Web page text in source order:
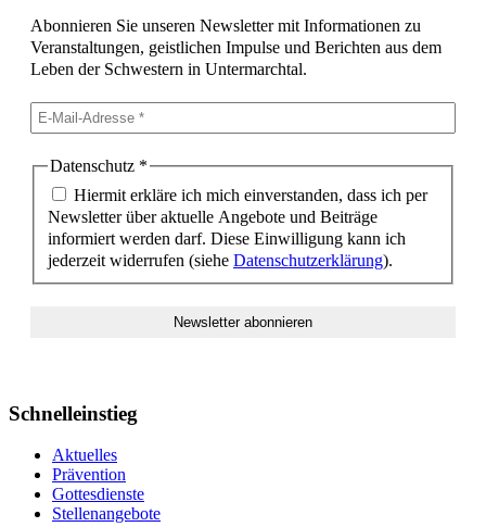
Abonnieren Sie unseren Newsletter mit Informationen zu
Veranstaltungen, geistlichen Impulse und Berichten aus dem
Leben der Schwestern in Untermarchtal.
Datenschutz *
Hiermit erkläre ich mich einverstanden, dass ich per
Newsletter über aktuelle Angebote und Beiträge
informiert werden darf. Diese Einwilligung kann ich
jederzeit widerrufen (siehe Datenschutzerklärung).
Schnelleinstieg
Aktuelles
Prävention
Gottesdienste
Stellenangebote